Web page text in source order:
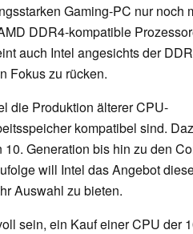
Gaming-PC nur noch
DDR4-kompatible
auch Intel angesichts der
Fokus zu rücken.
die Produktion älterer CPU-
kompatibel sind.
Generation bis hin zu den
will Intel das Angebot
Auswahl zu bieten.
sein, ein Kauf einer CPU der